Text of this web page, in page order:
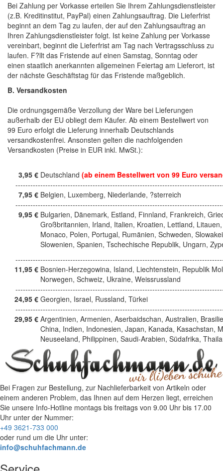
Bei Zahlung per Vorkasse erteilen Sie Ihrem Zahlungsdienstleister
(z.B. Kreditinstitut, PayPal) einen Zahlungsauftrag. Die Lieferfrist
beginnt an dem Tag zu laufen, der auf den Zahlungsauftrag an
Ihren Zahlungsdienstleister folgt. Ist keine Zahlung per Vorkasse
vereinbart, beginnt die Lieferfrist am Tag nach Vertragsschluss zu
laufen. F?llt das Fristende auf einen Samstag, Sonntag oder
einen staatlich anerkannten allgemeinen Feiertag am Lieferort, ist
der nächste Geschäftstag für das Fristende maßgeblich.
B. Versandkosten
Die ordnungsgemäße Verzollung der Ware bei Lieferungen
außerhalb der EU obliegt dem Käufer. Ab einem Bestellwert von
99 Euro erfolgt die Lieferung innerhalb Deutschlands
versandkostenfrei. Ansonsten gelten die nachfolgenden
Versandkosten (Preise in EUR inkl. MwSt.):
3,95 € Deutschland (ab einem Bestellwert von 99 Euro
7,95 € Belgien, Luxemberg, Niederlande, ?sterreich
9,95 € Bulgarien, Dänemark, Estland, Finnland, Frankreich,
Großbritannien, Irland, Italien, Kroatien, Lettland, Litauen,
Monaco, Polen, Portugal, Rumänien, Schweden,
Slowenien, Spanien, Tschechische Republik, Ungarn,
11,95 € Bosnien-Herzegowina, Island, Liechtenstein, Republik
Norwegen, Schweiz, Ukraine, Weissrussland
24,95 € Georgien, Israel, Russland, Türkei
29,95 € Argentinien, Armenien, Aserbaidschan, Australien,
China, Indien, Indonesien, Japan, Kanada, Kasachstan,
Neuseeland, Philippinen, Saudi-Arabien, Südafrika,
Bei Fragen zur Bestellung, zur Nachlieferbarkeit von Artikeln oder
einem anderen Problem, das Ihnen auf dem Herzen liegt, erreichen
Sie unsere Info-Hotline montags bis freitags von 9.00 Uhr bis 17.00
Uhr unter der Nummer:
+49 3621-733 000
oder rund um die Uhr unter:
info@schuhfachmann.de